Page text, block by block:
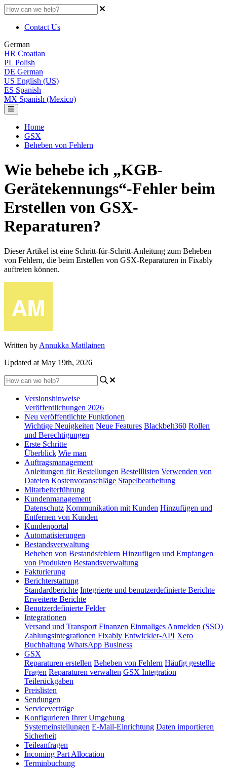
Contact Us
German
HR Croatian
PL Polish
DE German
US English (US)
ES Spanish
MX Spanish (Mexico)
Home
GSX
Beheben von Fehlern
Wie behebe ich „KGB-
Gerätekennungs“-Fehler beim
Erstellen von GSX-
Reparaturen?
Dieser Artikel ist eine Schritt-für-Schritt-Anleitung zum Beheben
von Fehlern, die beim Erstellen von GSX-Reparaturen in Fixably
auftreten können.
Written by Annukka Matilainen
Updated at May 19th, 2026
Versionshinweise
Veröffentlichungen 2026
Neu veröffentlichte Funktionen
Wichtige Neuigkeiten Neue Features Blackbelt360 Rollen
und Berechtigungen
Erste Schritte
Überblick Wie man
Auftragsmanagement
Anleitungen für Bestellungen Bestelllisten Verwenden von
Dateien Kostenvoranschläge Stapelbearbeitung
Mitarbeiterführung
Kundenmanagement
Datenschutz Kommunikation mit Kunden Hinzufügen und
Entfernen von Kunden
Kundenportal
Automatisierungen
Bestandsverwaltung
Beheben von Bestandsfehlern Hinzufügen und Empfangen
von Produkten Bestandsverwaltung
Fakturierung
Berichterstattung
Standardberichte Integrierte und benutzerdefinierte Berichte
Erweiterte Berichte
Benutzerdefinierte Felder
Integrationen
Versand und Transport Finanzen Einmaliges Anmelden (SSO)
Zahlungsintegrationen Fixably Entwickler-API Xero
Buchhaltung WhatsApp Business
GSX
Reparaturen erstellen Beheben von Fehlern Häufig gestellte
Fragen Reparaturen verwalten GSX Integration
Teilerückgaben
Preislisten
Sendungen
Serviceverträge
Konfigurieren Ihrer Umgebung
Systemeinstellungen E-Mail-Einrichtung Daten importieren
Sicherheit
Teileanfragen
Incoming Part Allocation
Terminbuchung